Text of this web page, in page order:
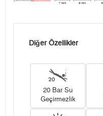
Diğer Özellikler
20 Bar Su
Geçirmezlik